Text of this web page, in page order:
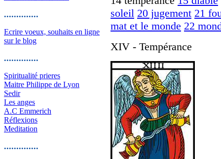
..............
Ecrire voeux, souhaits en ligne
sur le blog
..............
Spiritualité prieres
Maitre Philippe de Lyon
Sedir
Les anges
A.C Emmerich
Réflexions
Meditation
..............
soleil 20 jugement 21
mat et le monde 22
XIV - Tempérance